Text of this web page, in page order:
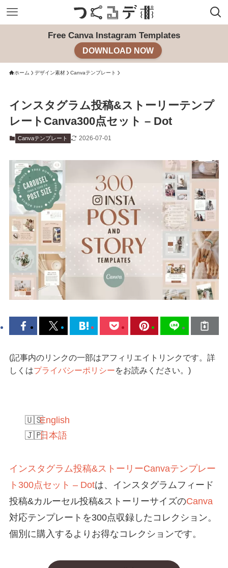
Free Canva Instagram Templates
DOWNLOAD NOW
ホーム デザイン素材 Canvaテンプレート
インスタグラム投稿&ストーリーテンプ
レートCanva300点セット – Dot
Canvaテンプレート 2026-07-01
(記事内のリンクの一部はアフィリエイトリンクです。詳
しくはプライバシーポリシーをお読みください。)
English
日本語
インスタグラム投稿&ストーリーCanvaテンプレー
ト300点セット – Dotは、インスタグラムフィード
投稿&カルーセル投稿&ストーリーサイズのCanva
対応テンプレートを300点収録したコレクション。
個別に購入するよりお得なコレクションです。